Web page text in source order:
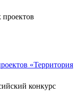
«Территория